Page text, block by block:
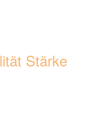
Stärke